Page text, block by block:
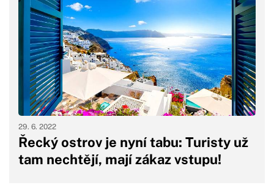
Řecký ostrov je nyní tabu: Turisty už
tam nechtějí, mají zákaz vstupu!
29. 6. 2022